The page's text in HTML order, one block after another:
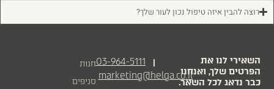
רוצה להבין איזה טיפול נכון לעור שלך?
03-964-5111 |
marketing@helga.co.il
חנות
סניפים
השאירי לנו את
הפרטים שלך, ואנחנו
כבר נדאג לכל השאר.